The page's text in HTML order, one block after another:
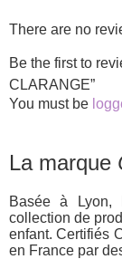
There are no
Be the first to
CLARANGE”
You must be
La marque
Basée à Lyon,
collection de
enfant. Certifiés
en France par